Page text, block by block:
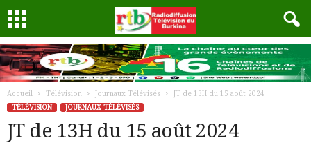
Accueil Télévision Journaux Télévisés
JT de 13H du 15 août 2024
TÉLÉVISION
JOURNAUX TÉLÉVISÉS
JT de 13H du 15 août 2024